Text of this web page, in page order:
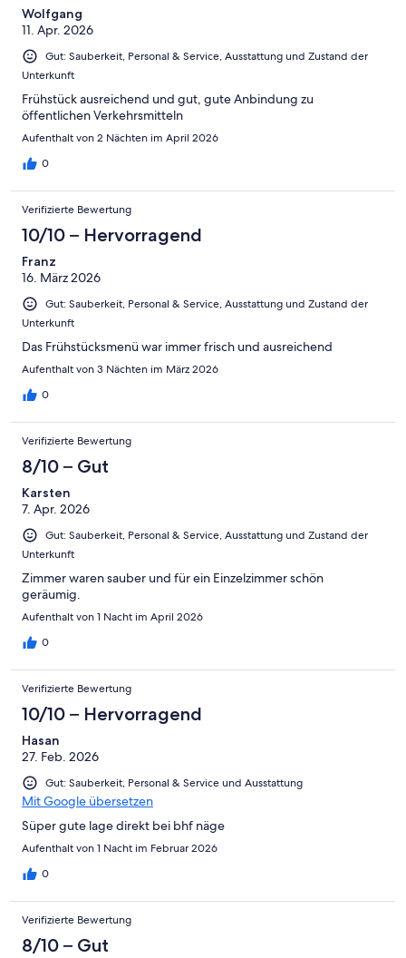
Wolfgang
11. Apr. 2026
Gut: Sauberkeit, Personal & Service, Ausstattung und Zustand der
Unterkunft
Frühstück ausreichend und gut, gute Anbindung zu
öffentlichen Verkehrsmitteln
Aufenthalt von 2 Nächten im April 2026
0
Verifizierte Bewertung
10/10 – Hervorragend
Franz
16. März 2026
Gut: Sauberkeit, Personal & Service, Ausstattung und Zustand der
Unterkunft
Das Frühstücksmenü war immer frisch und ausreichend
Aufenthalt von 3 Nächten im März 2026
0
Verifizierte Bewertung
8/10 – Gut
Karsten
7. Apr. 2026
Gut: Sauberkeit, Personal & Service, Ausstattung und Zustand der
Unterkunft
Zimmer waren sauber und für ein Einzelzimmer schön
geräumig.
Aufenthalt von 1 Nacht im April 2026
0
Verifizierte Bewertung
10/10 – Hervorragend
Hasan
27. Feb. 2026
Gut: Sauberkeit, Personal & Service und Ausstattung
Mit Google übersetzen
Süper gute lage direkt bei bhf näge
Aufenthalt von 1 Nacht im Februar 2026
0
Verifizierte Bewertung
8/10 – Gut